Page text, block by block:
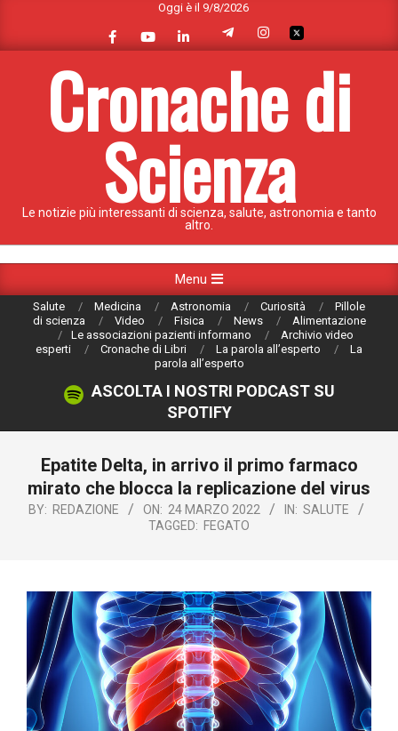
content
Oggi è il 9/8/2026
Cronache di
Scienza
Le notizie più interessanti di scienza, salute, astronomia e tanto
altro.
Navigation
Menu
Salute Medicina Astronomia Curiosità
Pillole
di scienza
Video Fisica News
Alimentazione
Le associazioni pazienti informano
Archivio video
esperti
Cronache di Libri La parola all’esperto
La
parola all’esperto
ASCOLTA I NOSTRI PODCAST SU
SPOTIFY
Epatite Delta, in arrivo il primo farmaco
mirato che blocca la replicazione del virus
BY: REDAZIONE ON: 24 MARZO 2022 IN: SALUTE
TAGGED: FEGATO